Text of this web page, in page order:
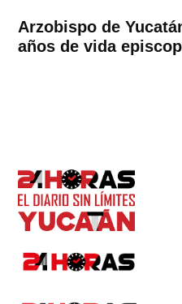
Arzobispo de
años de vida